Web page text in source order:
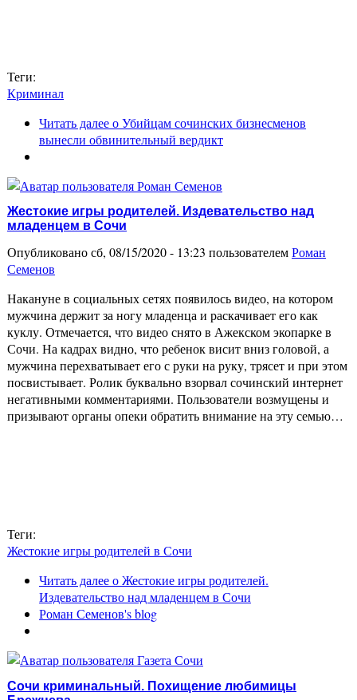
Теги:
Криминал
Читать далеео Убийцам сочинских бизнесменов
вынесли обвинительный вердикт
Жестокие игры родителей. Издевательство над
младенцем в Сочи
Опубликовано сб, 08/15/2020 - 13:23 пользователемРоман
Семенов
Накануне в социальных сетях появилось видео, на котором
мужчина держит за ногу младенца и раскачивает его как
куклу. Отмечается, что видео снято в Ажекском экопарке в
Сочи. На кадрах видно, что ребенок висит вниз головой, а
мужчина перехватывает его с руки на руку, трясет и при этом
посвистывает. Ролик буквально взорвал сочинский интернет
негативными комментариями. Пользователи возмущены и
призывают органы опеки обратить внимание на эту семью…
Теги:
Жестокие игры родителей в Сочи
Читать далеео Жестокие игры родителей.
Издевательство над младенцем в Сочи
Роман Семенов's blog
Сочи криминальный. Похищение любимицы